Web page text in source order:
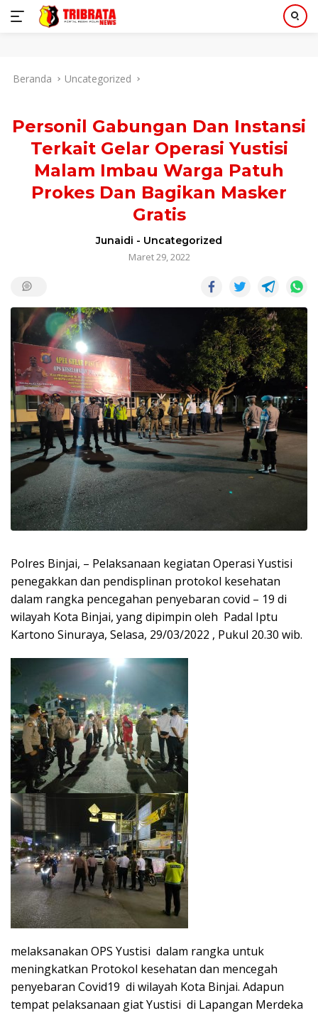
Beranda Uncategorized
Personil Gabungan Dan Instansi
Terkait Gelar Operasi Yustisi
Malam Imbau Warga Patuh
Prokes Dan Bagikan Masker
Gratis
Junaidi - Uncategorized
Maret 29, 2022
Polres Binjai, – Pelaksanaan kegiatan Operasi Yustisi
penegakkan dan pendisplinan protokol kesehatan
dalam rangka pencegahan penyebaran covid – 19 di
wilayah Kota Binjai, yang dipimpin oleh Padal Iptu
Kartono Sinuraya, Selasa, 29/03/2022 , Pukul 20.30 wib.
melaksanakan OPS Yustisi dalam rangka untuk
meningkatkan Protokol kesehatan dan mencegah
penyebaran Covid19 di wilayah Kota Binjai. Adapun
tempat pelaksanaan giat Yustisi di Lapangan Merdeka